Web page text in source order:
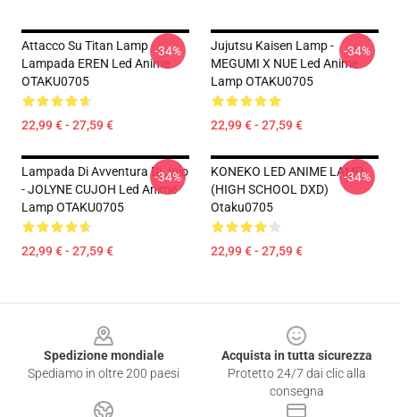
Attacco Su Titan Lamp -
Lampada EREN Led Anime
OTAKU0705
22,99 € - 27,59 €
-34%
Jujutsu Kaisen Lamp -
MEGUMI X NUE Led Anime
Lamp OTAKU0705
22,99 € - 27,59 €
-34%
Lampada Di Avventura Di Jojo
- JOLYNE CUJOH Led Anime
Lamp OTAKU0705
22,99 € - 27,59 €
-34%
KONEKO LED ANIME LAMP
(HIGH SCHOOL DXD)
Otaku0705
22,99 € - 27,59 €
-34%
Spedizione mondiale
Spediamo in oltre 200 paesi
Acquista in tutta sicurezza
Protetto 24/7 dai clic alla
consegna